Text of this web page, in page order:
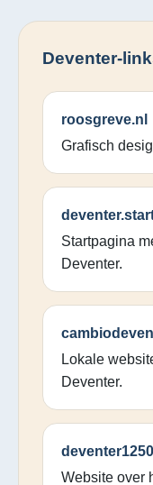
Deventer-
roosgreve.nl
Grafisch
Startpagina
Deventer.
Lokale
Deventer.
Website over